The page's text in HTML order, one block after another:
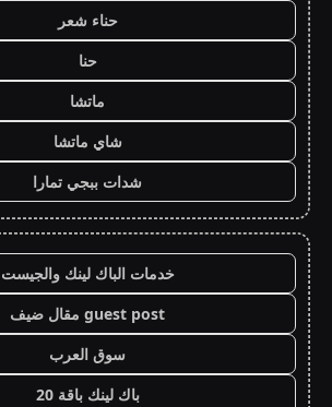
حناء شعر
حنا
ماتشا
شاي ماتشا
شدات ببجي تمارا
خدمات الباك لينك والجيست
guest post مقال ضيف
سوق العرب
باك لينك باقة 20